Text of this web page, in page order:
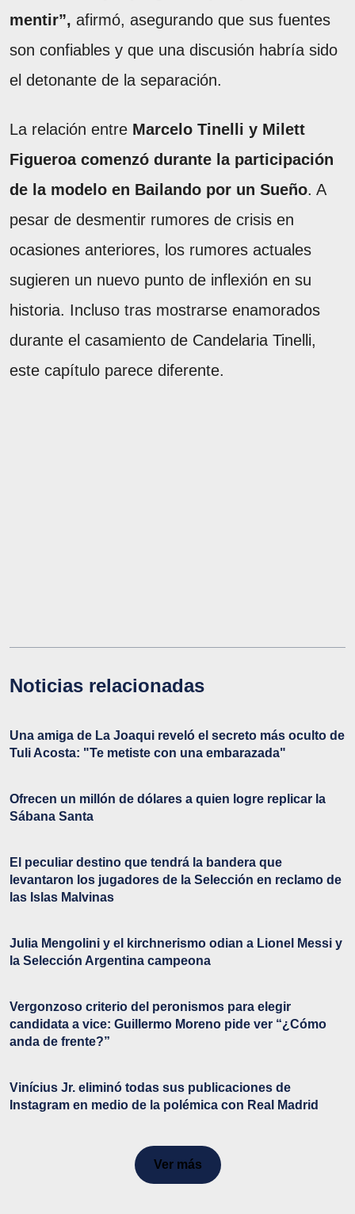
mentir”, afirmó, asegurando que sus fuentes
son confiables y que una discusión habría sido
el detonante de la separación.
La relación entre Marcelo Tinelli y Milett
Figueroa comenzó durante la participación
de la modelo en Bailando por un Sueño. A
pesar de desmentir rumores de crisis en
ocasiones anteriores, los rumores actuales
sugieren un nuevo punto de inflexión en su
historia. Incluso tras mostrarse enamorados
durante el casamiento de Candelaria Tinelli,
este capítulo parece diferente.
Noticias relacionadas
Una amiga de La Joaqui reveló el secreto más oculto de
Tuli Acosta: "Te metiste con una embarazada"
Ofrecen un millón de dólares a quien logre replicar la
Sábana Santa
El peculiar destino que tendrá la bandera que
levantaron los jugadores de la Selección en reclamo de
las Islas Malvinas
Julia Mengolini y el kirchnerismo odian a Lionel Messi y
la Selección Argentina campeona
Vergonzoso criterio del peronismos para elegir
candidata a vice: Guillermo Moreno pide ver “¿Cómo
anda de frente?”
Vinícius Jr. eliminó todas sus publicaciones de
Instagram en medio de la polémica con Real Madrid
Ver más